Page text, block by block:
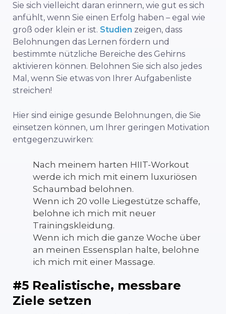
Sie sich vielleicht daran erinnern, wie gut es sich
anfühlt, wenn Sie einen Erfolg haben – egal wie
groß oder klein er ist. Studien zeigen, dass
Belohnungen das Lernen fördern und
bestimmte nützliche Bereiche des Gehirns
aktivieren können. Belohnen Sie sich also jedes
Mal, wenn Sie etwas von Ihrer Aufgabenliste
streichen!
Hier sind einige gesunde Belohnungen, die Sie
einsetzen können, um Ihrer geringen Motivation
entgegenzuwirken:
Nach meinem harten HIIT-Workout
werde ich mich mit einem luxuriösen
Schaumbad belohnen.
Wenn ich 20 volle Liegestütze schaffe,
belohne ich mich mit neuer
Trainingskleidung.
Wenn ich mich die ganze Woche über
an meinen Essensplan halte, belohne
ich mich mit einer Massage.
#5 Realistische, messbare
Ziele setzen